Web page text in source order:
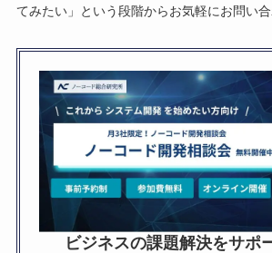
てみたい」という段階からお気軽にお問い合
ビジネスの課題解決をサポ